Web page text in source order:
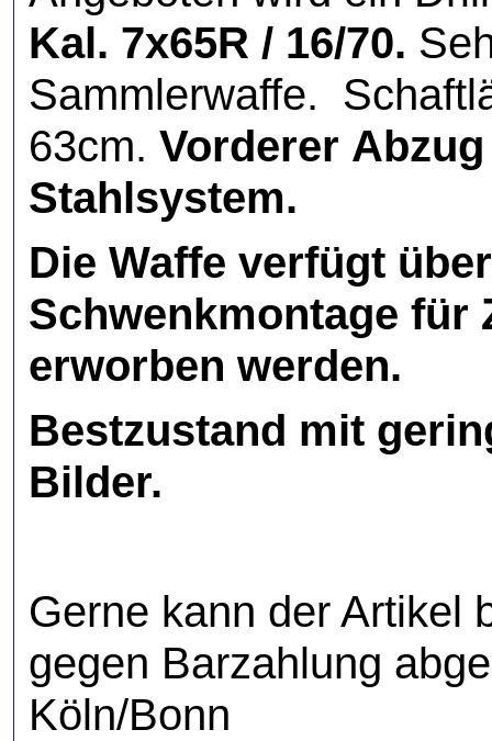
Kal. 7x65R / 16/70.
Sammlerwaffe.
63cm. Vorderer
Stahlsystem.
Die Waffe verfügt
Schwenkmontage für
erworben werden.
Bestzustand mit
Bilder.
Gerne kann der Artikel
gegen Barzahlung
Köln/Bonn